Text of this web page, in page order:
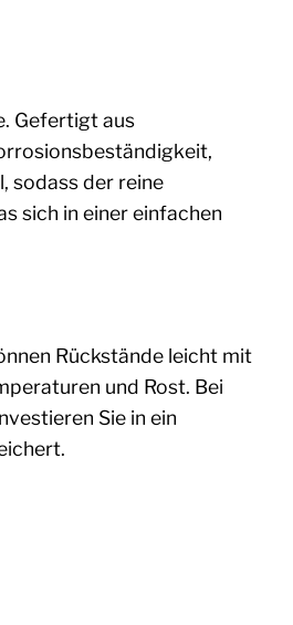
Gefertigt aus
sodass der reine
sich in einer einfachen
Rückstände leicht mit
und Rost. Bei
Sie in ein